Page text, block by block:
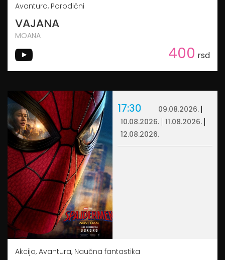
Avantura, Porodični
VAJANA
MOANA
400 rsd
17:30
09.08.2026.
10.08.2026.
11.08.2026.
12.08.2026.
Akcija, Avantura, Naučna fantastika